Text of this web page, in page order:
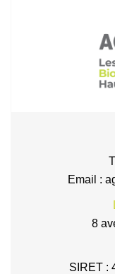
Email :
8
SIRET :